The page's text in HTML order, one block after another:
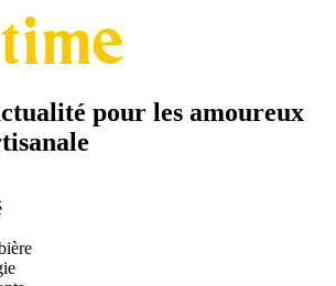
pour les amoureux